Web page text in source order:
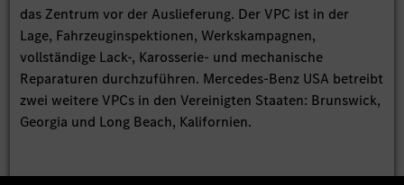
das Zentrum vor der Auslieferung. Der VPC ist in der
Lage, Fahrzeuginspektionen, Werkskampagnen,
vollständige Lack-, Karosserie- und mechanische
Reparaturen durchzuführen. Mercedes-Benz USA betreibt
zwei weitere VPCs in den Vereinigten Staaten: Brunswick,
Georgia und Long Beach, Kalifornien.